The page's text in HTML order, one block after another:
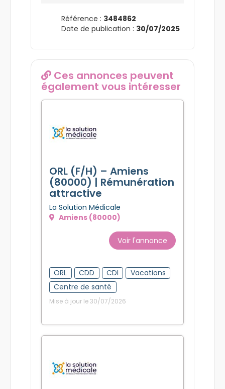
Référence : 3484862
Date de publication : 30/07/2025
Ces annonces peuvent
également vous intéresser
ORL (F/H) – Amiens
(80000) | Rémunération
attractive
La Solution Médicale
Amiens (80000)
Voir l'annonce
ORL CDD CDI
Vacations
Centre de santé
Mise à jour le 30/07/2026